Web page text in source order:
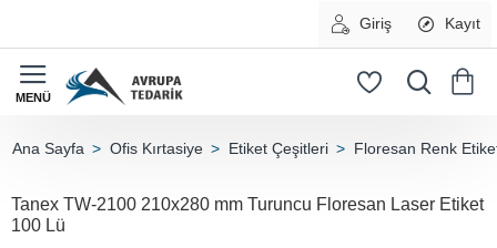
Giriş Kayıt
Ofis Kırtasiye Etiket Çeşitleri Floresan Renk
Tanex TW-2100 210x280 mm Turuncu Floresan Laser Etiket
100 Lü